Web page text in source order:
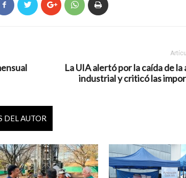
La UIA alertó por la caída de
industrial y criticó las
DEL AUTOR